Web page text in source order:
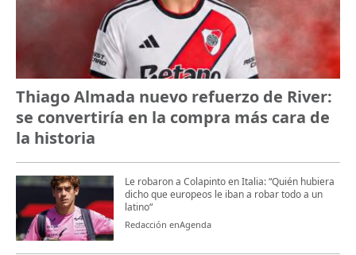
Thiago Almada nuevo refuerzo de River:
se convertiría en la compra más cara de
la historia
Le robaron a Colapinto en Italia: “Quién hubiera
dicho que europeos le iban a robar todo a un
latino“
Redacción enAgenda